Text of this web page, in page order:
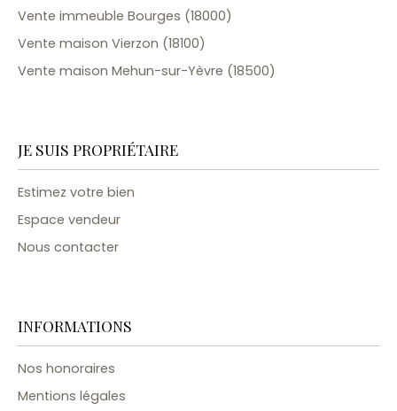
Vente immeuble Bourges (18000)
Vente maison Vierzon (18100)
Vente maison Mehun-sur-Yèvre (18500)
JE SUIS PROPRIÉTAIRE
Estimez votre bien
Espace vendeur
Nous contacter
INFORMATIONS
Nos honoraires
Mentions légales